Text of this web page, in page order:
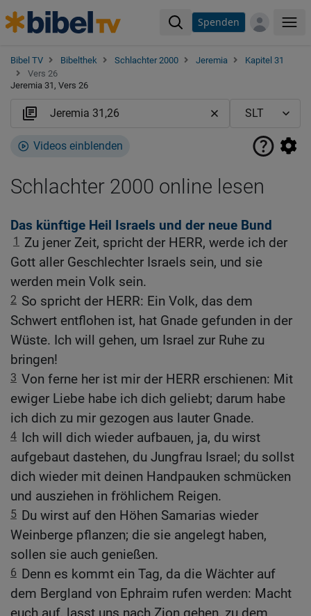
Spenden
Bibel TV Bibelthek Schlachter 2000 Jeremia
Kapitel 31
Vers 26
Jeremia 31, Vers 26
Videos einblenden
Schlachter 2000 online lesen
Das künftige Heil Israels und der neue Bund
1
Zu jener Zeit, spricht der HERR, werde ich der
Gott aller Geschlechter Israels sein, und sie
werden mein Volk sein.
2 So spricht der HERR: Ein Volk, das dem
Schwert entflohen ist, hat Gnade gefunden in der
Wüste. Ich will gehen, um Israel zur Ruhe zu
bringen!
3 Von ferne her ist mir der HERR erschienen: Mit
ewiger Liebe habe ich dich geliebt; darum habe
ich dich zu mir gezogen aus lauter Gnade.
4 Ich will dich wieder aufbauen, ja, du wirst
aufgebaut dastehen, du Jungfrau Israel; du sollst
dich wieder mit deinen Handpauken schmücken
und ausziehen in fröhlichem Reigen.
5 Du wirst auf den Höhen Samarias wieder
Weinberge pflanzen; die sie angelegt haben,
sollen sie auch genießen.
6 Denn es kommt ein Tag, da die Wächter auf
dem Bergland von Ephraim rufen werden: Macht